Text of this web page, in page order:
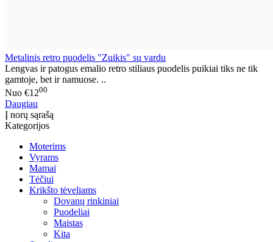
Metalinis retro puodelis "Zuikis" su vardu
Lengvas ir patogus emalio retro stiliaus puodelis puikiai tiks ne tik
gamtoje, bet ir namuose. ..
Nuo €1200
Daugiau
Į norų sąrašą
Kategorijos
Moterims
Vyrams
Mamai
Tėčiui
Krikšto tėveliams
Dovanų rinkiniai
Puodeliai
Maistas
Kita